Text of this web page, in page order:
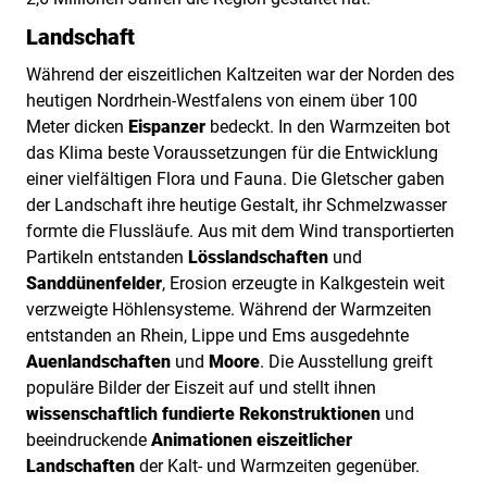
Landschaft
Während der eiszeitlichen Kaltzeiten war der Norden des
heutigen Nordrhein-Westfalens von einem über 100
Meter dicken Eispanzer bedeckt. In den Warmzeiten bot
das Klima beste Voraussetzungen für die Entwicklung
einer vielfältigen Flora und Fauna. Die Gletscher gaben
der Landschaft ihre heutige Gestalt, ihr Schmelzwasser
formte die Flussläufe. Aus mit dem Wind transportierten
Partikeln entstanden Lösslandschaften und
Sanddünenfelder, Erosion erzeugte in Kalkgestein weit
verzweigte Höhlensysteme. Während der Warmzeiten
entstanden an Rhein, Lippe und Ems ausgedehnte
Auenlandschaften und Moore. Die Ausstellung greift
populäre Bilder der Eiszeit auf und stellt ihnen
wissenschaftlich fundierte Rekonstruktionen und
beeindruckende Animationen eiszeitlicher
Landschaften der Kalt- und Warmzeiten gegenüber.